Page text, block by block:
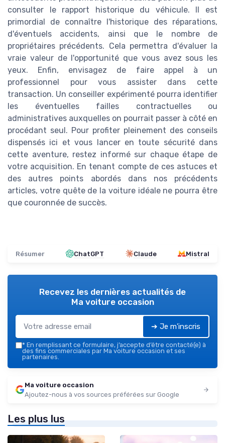
consulter le rapport historique du véhicule. Il est
primordial de connaître l'historique des réparations,
d'éventuels accidents, ainsi que le nombre de
propriétaires précédents. Cela permettra d'évaluer la
vraie valeur de l'opportunité que vous avez sous les
yeux. Enfin, envisagez de faire appel à un
professionnel pour vous assister dans cette
transaction. Un conseiller expérimenté pourra identifier
les éventuelles failles contractuelles ou
administratives auxquelles on pourrait passer à côté en
procédant seul. Pour profiter pleinement des conseils
dispensés ici et vous lancer en toute sécurité dans
cette aventure, restez informé sur chaque étape de
votre acquisition. En tenant compte de ces astuces et
des autres points abordés dans nos précédents
articles, votre quête de la voiture idéale ne pourra être
que couronnée de succès.
Résumer ChatGPT Claude Mistral
Recevez les dernières actualités de
Ma voiture occasion
➔ Je m'inscris
* En remplissant ce formulaire, j’accepte d’être contacté(e) à
des fins commerciales par Ma voiture occasion et ses
partenaires.
Ma voiture occasion
Ajoutez-nous à vos sources préférées sur Google
Les plus lus